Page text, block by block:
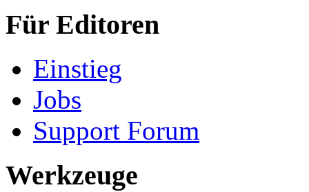
Für Editoren
Einstieg
Jobs
Support Forum
Werkzeuge